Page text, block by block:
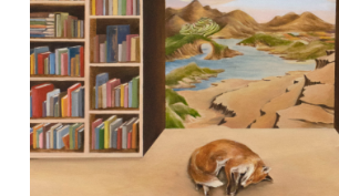
expositions portées
MO.CO.